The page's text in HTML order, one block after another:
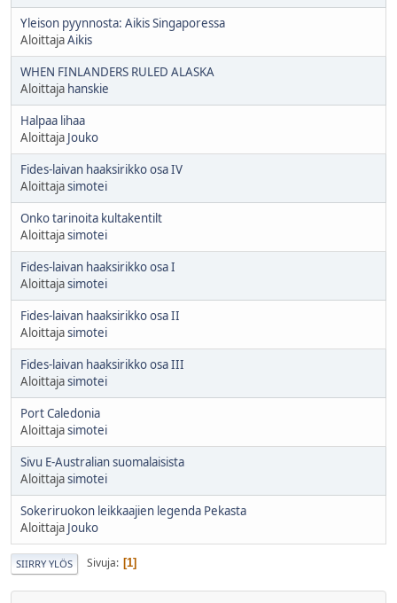
Yleison pyynnosta: Aikis Singaporessa
AloittajaAikis
WHEN FINLANDERS RULED ALASKA
Aloittaja hanskie
Halpaa lihaa
Aloittaja Jouko
Fides-laivan haaksirikko osa IV
Aloittajasimotei
Onko tarinoita kultakentilt
Aloittajasimotei
Fides-laivan haaksirikko osa I
Aloittajasimotei
Fides-laivan haaksirikko osa II
Aloittajasimotei
Fides-laivan haaksirikko osa III
Aloittajasimotei
Port Caledonia
Aloittajasimotei
Sivu E-Australian suomalaisista
Aloittajasimotei
Sokeriruokon leikkaajien legenda Pekasta
Aloittaja Jouko
SIIRRY YLÖS Sivuja 1